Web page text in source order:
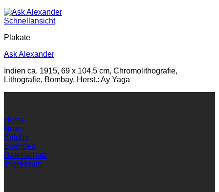
Schnellansicht
Plakate
Ask Alexander
Indien ca. 1915, 69 x 104,5 cm, Chromolithografie,
Lithografie, Bombay, Herst.: Ay Yaga
Home
News
Anfahrt
Spenden
Datenschutz
Impressum